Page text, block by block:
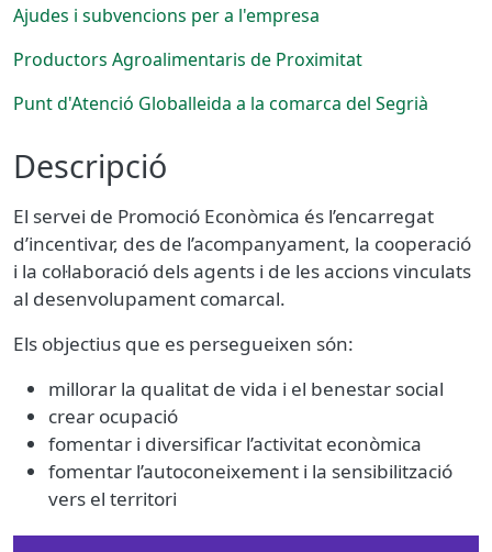
Descripció
El servei de Promoció Econòmica és l’encarregat
d’incentivar, des de l’acompanyament, la cooperació
i la col·laboració dels agents i de les accions vinculats
al desenvolupament comarcal.
Els objectius que es persegueixen són:
millorar la qualitat de vida i el benestar social
crear ocupació
fomentar i diversificar l’activitat econòmica
fomentar l’autoconeixement i la sensibilització
vers el territori
Ajudes i subvencions per a l'empresa
Productors Agroalimentaris de Proximitat
Punt d'Atenció Globalleida a la comarca del Segrià